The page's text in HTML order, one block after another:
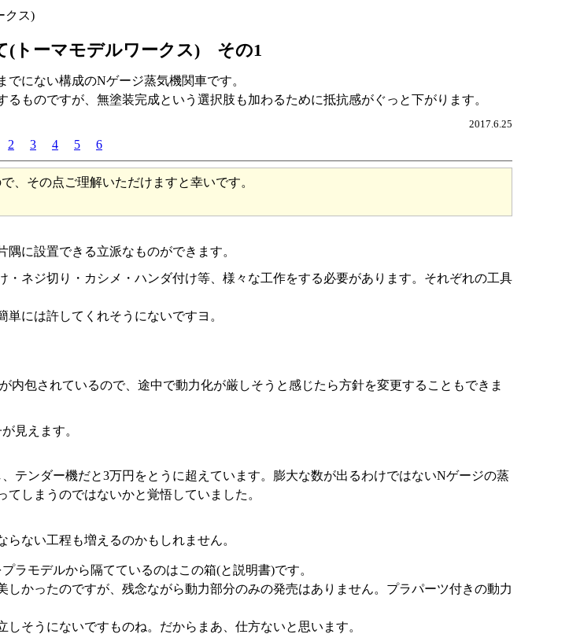
クス)
(トーマモデルワークス) その1
にない構成のNゲージ蒸気機関車です。
ものですが、無塗装完成という選択肢も加わるために抵抗感がぐっと下がります。
2017.6.25
2 3 4 5 6
、その点ご理解いただけますと幸いです。
に設置できる立派なものができます。
ネジ切り・カシメ・ハンダ付け等、様々な工作をする必要があります。それぞれの工具
には許してくれそうにないですヨ。
内包されているので、途中で動力化が厳しそうと感じたら方針を変更することもできま
見えます。
テンダー機だと3万円をとうに超えています。膨大な数が出るわけではないNゲージの蒸
しまうのではないかと覚悟していました。
ない工程も増えるのかもしれません。
ラモデルから隔てているのはこの箱(と説明書)です。
かったのですが、残念ながら動力部分のみの発売はありません。プラパーツ付きの動力
そうにないですものね。だからまあ、仕方ないと思います。